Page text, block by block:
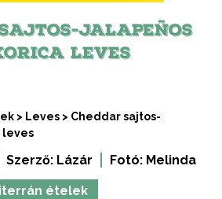
JALAPEÑOS
LEVES
> Leves > Cheddar sajtos-
leves
Szerző: Lázár Fotó: Melinda
ételek